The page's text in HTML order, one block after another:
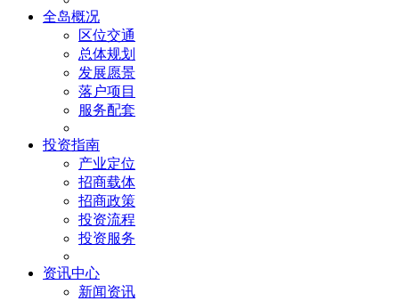
全岛概况
区位交通
总体规划
发展愿景
落户项目
服务配套
投资指南
产业定位
招商载体
招商政策
投资流程
投资服务
资讯中心
新闻资讯